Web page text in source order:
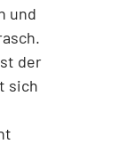
und
der
sich